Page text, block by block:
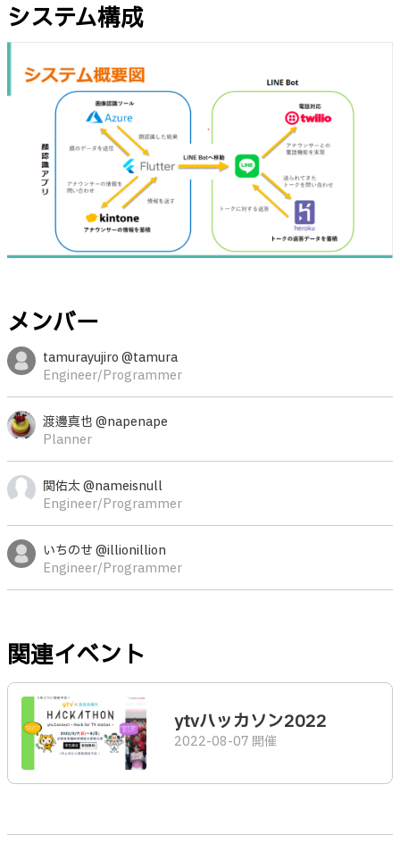
システム構成
メンバー
tamurayujiro @tamura
Engineer/Programmer
渡邊真也 @napenape
Planner
関佑太 @nameisnull
Engineer/Programmer
いちのせ @illionillion
Engineer/Programmer
関連イベント
ytvハッカソン2022
2022-08-07 開催